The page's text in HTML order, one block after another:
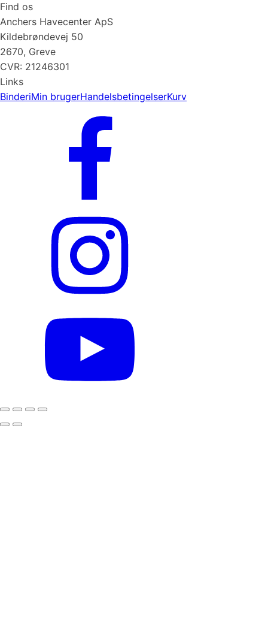
Find os
Anchers Havecenter ApS
Kildebrøndevej 50
2670, Greve
CVR: 21246301
Links
BinderiMin brugerHandelsbetingelserKurv